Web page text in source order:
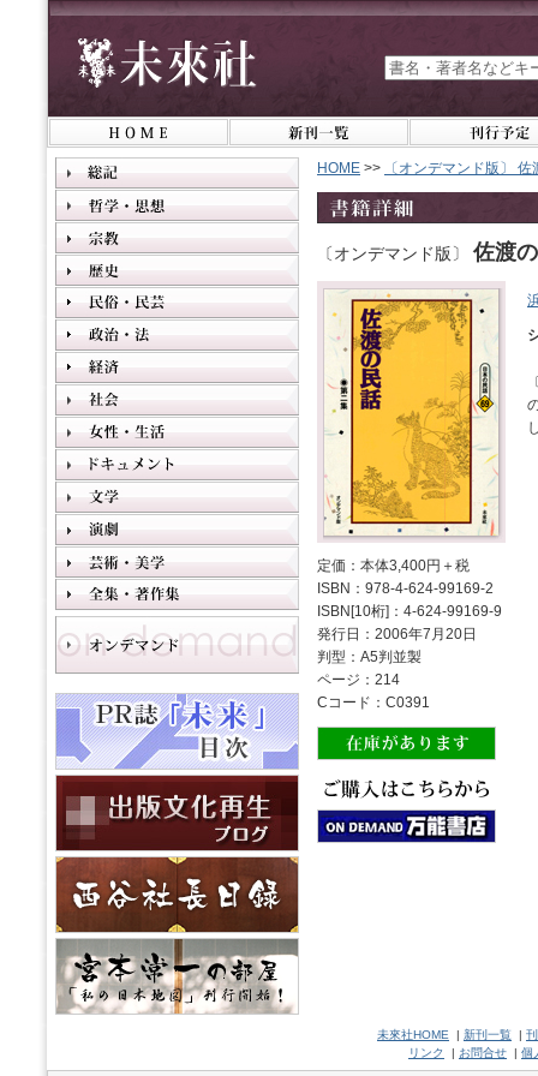
HOME >> 〔オンデマンド版〕
〔オンデマンド版〕 佐渡
定価：本体3,400円＋税
ISBN：978-4-624-99169-2
ISBN[10桁]：4-624-99169-9
発行日：2006年7月20日
判型：A5判並製
ページ：214
Cコード：C0391
未來社HOME | 新刊一覧 |
リンク
| お問合せ | 個